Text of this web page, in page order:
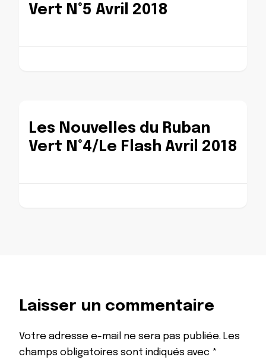
Vert N°5 Avril 2018
Les Nouvelles du Ruban
Vert N°4/Le Flash Avril 2018
Laisser un commentaire
Votre adresse e-mail ne sera pas publiée. Les
champs obligatoires sont indiqués avec *